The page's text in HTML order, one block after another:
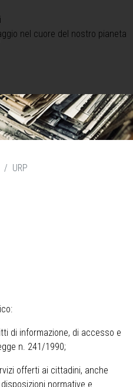
nel cuore del nostro pianeta
URP
di informazione, di accesso e
n. 241/1990;
offerti ai cittadini, anche
normative e